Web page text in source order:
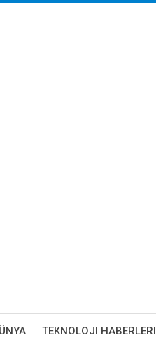
TEKNOLOJI HABERLERI